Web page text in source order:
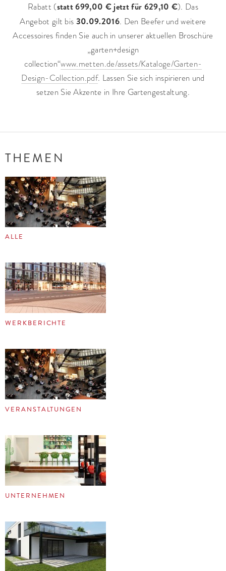
Rabatt (statt 699,00 € jetzt für 629,10 €). Das
Angebot gilt bis 30.09.2016. Den Beefer und weitere
Accessoires finden Sie auch in unserer aktuellen Broschüre
„garten+design
collection“www.metten.de/assets/Kataloge/Garten-
Design-Collection.pdf. Lassen Sie sich inspirieren und
setzen Sie Akzente in Ihre Gartengestaltung.
THEMEN
ALLE
WERKBERICHTE
VERANSTALTUNGEN
UNTERNEHMEN